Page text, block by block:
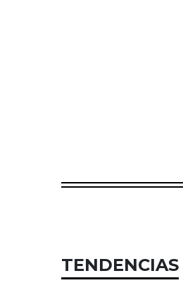
TENDENCIAS